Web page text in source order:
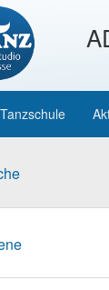
Tanzschule